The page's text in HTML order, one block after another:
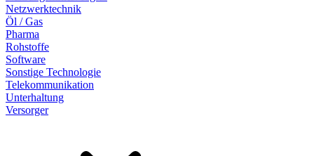
Netzwerktechnik
Öl / Gas
Pharma
Rohstoffe
Software
Sonstige Technologie
Telekommunikation
Unterhaltung
Versorger